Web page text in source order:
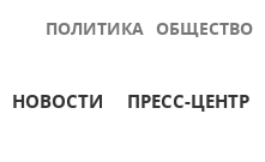
ПОЛИТИКА ОБЩЕСТВО
НОВОСТИ ПРЕСС-ЦЕНТР